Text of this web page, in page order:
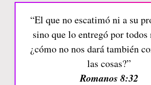
“El que no escatimó ni a su
sino que lo entregó por todos
¿cómo no nos dará también
las cosas?”
Romanos 8:32